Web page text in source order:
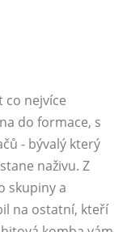
co nejvíce
do formace, s
- bývalý který
naživu. Z
skupiny a
na ostatní, kteří